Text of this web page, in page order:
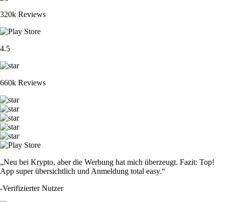
320k Reviews
4.5
660k Reviews
„Neu bei Krypto, aber die Werbung hat mich überzeugt. Fazit: Top!
App super übersichtlich und Anmeldung total easy.“
-Verifizierter Nutzer